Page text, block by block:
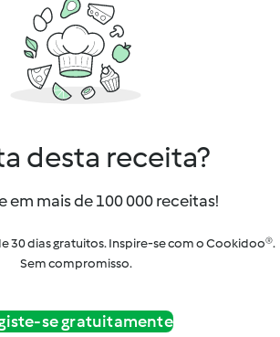
desta receita?
em mais de 100 000 receitas!
30 dias gratuitos. Inspire-se com o Cookidoo®.
Sem compromisso.
se gratuitamente